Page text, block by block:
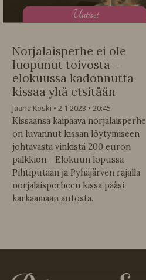
Uutiset
Norjalaisperhe ei ole
luopunut toivosta –
elokuussa kadonnutta
kissaa yhä etsitään
Jaana Koski 2.1.2023
20:45
Kissaansa kaipaava norjalaisperhe
on luvannut kissan löytymiseen
johtavasta vinkistä 200 euron
palkkion. Elokuun lopussa
Pihtiputaan ja Pyhäjärven rajalla
norjalaisperheen kissa pääsi
karkaamaan autosta.